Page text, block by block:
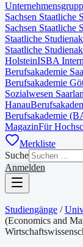
Sachsen Staatliche
Sachsen Staatliche
Staatliche
Staatliche
HolsteinISBA
Berufsakademie
Berufsakademie
Sozialwesen
Hanau
Berufsakademie
MagazinFür
Merkliste
Suche
Anmelden
Studiengänge /
(Economics and